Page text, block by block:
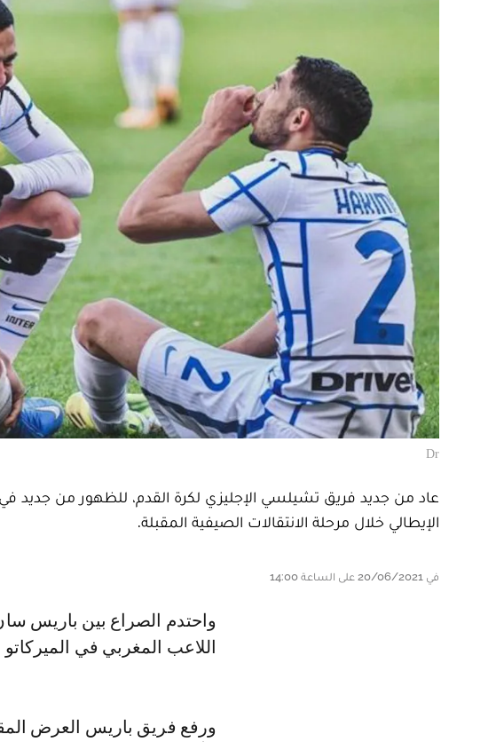
Dr
عاد من جديد فريق تشيلسي الإجليزي لكرة القدم، للظهور من جديد
الإيطالي خلال مرحلة الانتقالات الصيفية المقبلة.
في 20/06/2021 على الساعة 14:00
واحتدم الصراع بين باريس سان جيرمان الفرنسي وتشيلسي على التعاقد مع
اللاعب المغربي في